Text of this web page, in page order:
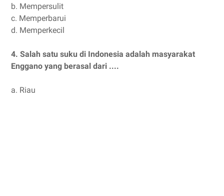
b. Mempersulit
c. Memperbarui
d. Memperkecil
4. Salah satu suku di Indonesia adalah masyarakat
Enggano yang berasal dari ....
a. Riau